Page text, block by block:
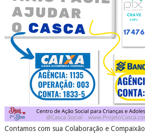
Contamos com sua Colaboração e Compaixão